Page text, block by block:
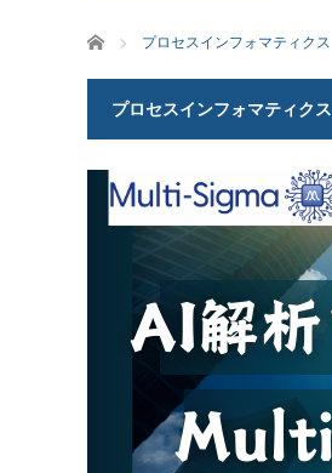
ホーム プロセスインフォマティクス
プロセスインフォマティクス